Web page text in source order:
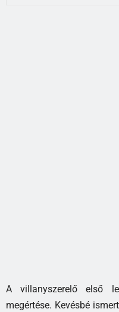
A villanyszerelő első
megértése. Kevésbé